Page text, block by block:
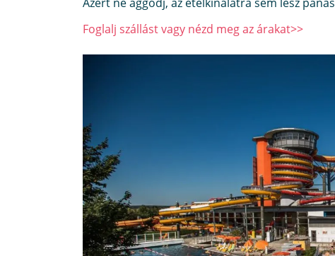
Foglalj szállást vagy nézd meg az árakat>>